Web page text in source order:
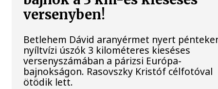
versenyben!
Betlehem Dávid aranyérmet nyert
nyíltvízi úszók 3 kilométeres kieséses
versenyszámában a párizsi Európa-
bajnokságon. Rasovszky Kristóf célfotóval
ötödik lett.